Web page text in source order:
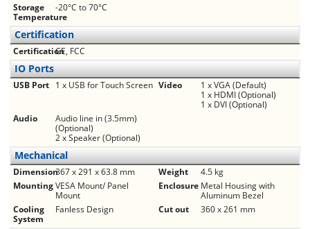
Storage
Temperature
-20°C to 70°C
Certification
CertificationCE, FCC
IO Ports
USB Port 1 x USB for Touch Screen Video
1 x VGA (Default)
1 x HDMI (Optional)
1 x DVI (Optional)
Audio
Audio line in (3.5mm)
(Optional)
2 x Speaker (Optional)
Mechanical
Dimension367 x 291 x 63.8 mm Weight
4.5 kg
MountingVESA Mount/ Panel
Mount
Enclosure Metal Housing with
Aluminum Bezel
Cooling
System
Fanless Design Cut out 360 x 261 mm